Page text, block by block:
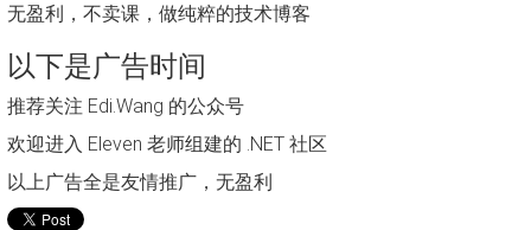
无盈利，不卖课，做纯粹的技术博客
以下是广告时间
推荐关注 Edi.Wang 的公众号
欢迎进入 Eleven 老师组建的 .NET 社区
以上广告全是友情推广，无盈利